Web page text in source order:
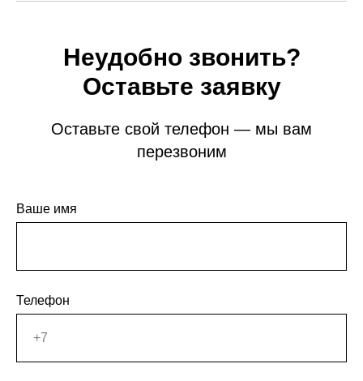
Неудобно звонить?
Оставьте заявку
Оставьте свой телефон — мы вам
перезвоним
Ваше имя
Телефон